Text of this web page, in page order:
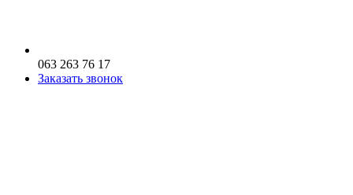
063 263 76 17
Заказать звонок